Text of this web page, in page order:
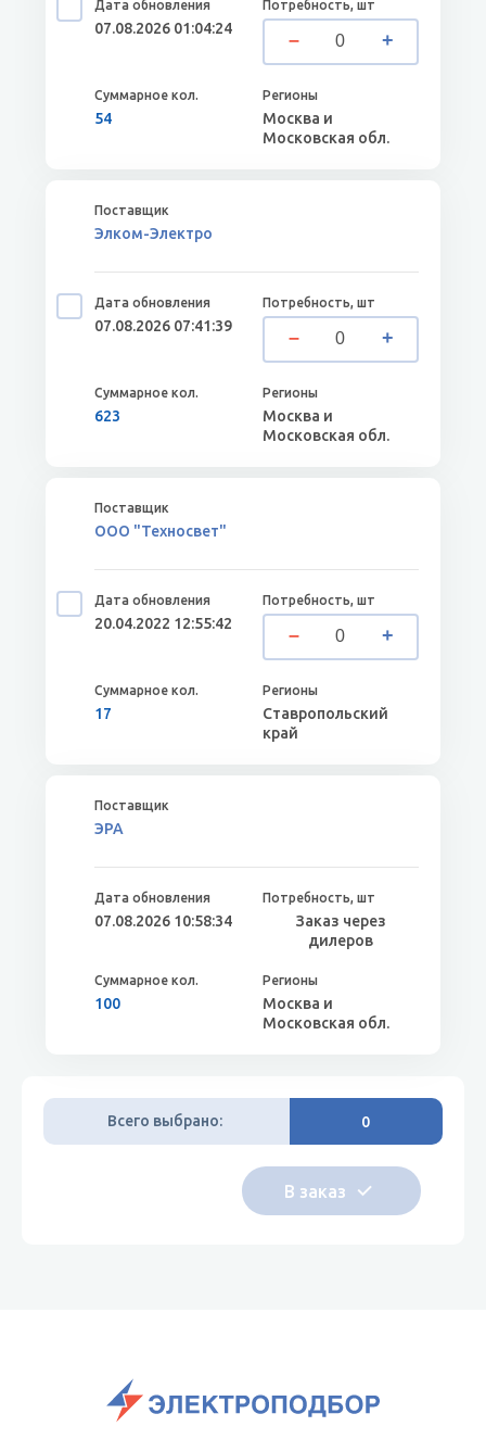
07.08.2026 01:04:24
54
Москва и
Московская обл.
Элком-Электро
07.08.2026 07:41:39
623
Москва и
Московская обл.
ООО "Техносвет"
20.04.2022 12:55:42
17
Ставропольский
край
ЭРА
07.08.2026 10:58:34
100
Заказ через
дилеров
Москва и
Московская обл.
Всего выбрано: 0